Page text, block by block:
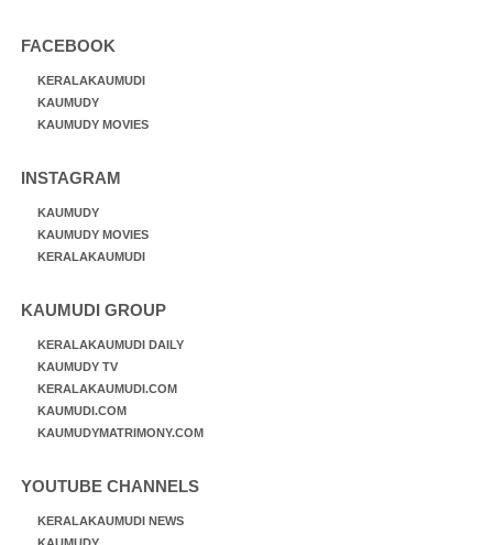
FACEBOOK
KERALAKAUMUDI
KAUMUDY
KAUMUDY MOVIES
INSTAGRAM
KAUMUDY
KAUMUDY MOVIES
KERALAKAUMUDI
KAUMUDI GROUP
KERALAKAUMUDI DAILY
KAUMUDY TV
KERALAKAUMUDI.COM
KAUMUDI.COM
KAUMUDYMATRIMONY.COM
YOUTUBE CHANNELS
KERALAKAUMUDI NEWS